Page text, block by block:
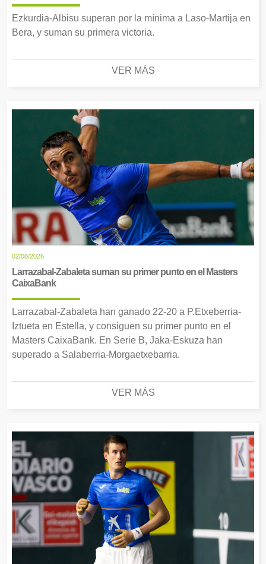
Ezkurdia-Albisu superan por la mínima a Laso-Martija en
Bera, y suman su primera victoria.
VER MÁS
02/08/2026
Larrazabal-Zabaleta suman su primer punto en el Masters
CaixaBank
Larrazabal-Zabaleta han ganado 22-20 a P.Etxeberria-
Iztueta en Estella, y consiguen su primer punto en el
Masters CaixaBank. En Serie B, Jaka-Eskuza han
superado a Salaberria-Morgaetxebarria.
VER MÁS